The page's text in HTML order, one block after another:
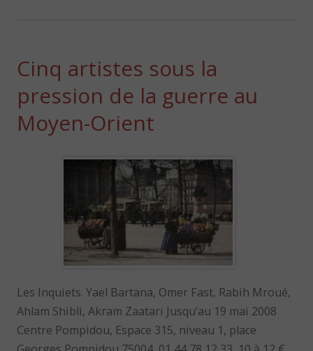
Cinq artistes sous la
pression de la guerre au
Moyen-Orient
Les Inquiets. Yael Bartana, Omer Fast, Rabih Mroué,
Ahlam Shibli, Akram Zaatari Jusqu’au 19 mai 2008
Centre Pompidou, Espace 315, niveau 1, place